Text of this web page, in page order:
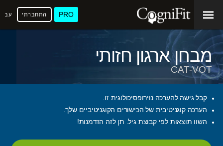
PRO התחברתי
מבחן ארגון חזותי
CAT-VOT
קבל גישה להערכה נוירופסיכולוגית זו.
הערכה קוגניטיבית של הכישורים הקוגניטיביים שלך.
השוו תוצאות לפי קבוצת גיל. תן לזה הזדמנות!